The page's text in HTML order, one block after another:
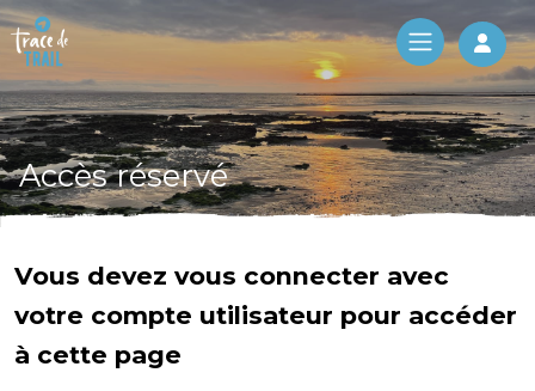
Log
Accès réservé
Vous devez vous connecter avec
votre compte utilisateur pour accéder
à cette page